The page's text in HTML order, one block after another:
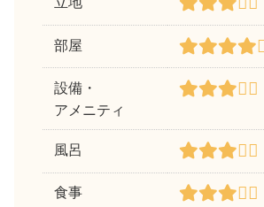
部屋
設備・
アメニティ
風呂
食事